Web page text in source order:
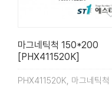
마그네틱척 150*200
[PHX411520K]
PHX411520K, 마그네틱척